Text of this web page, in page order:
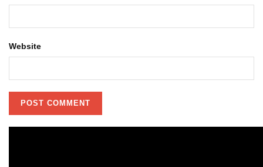
Website